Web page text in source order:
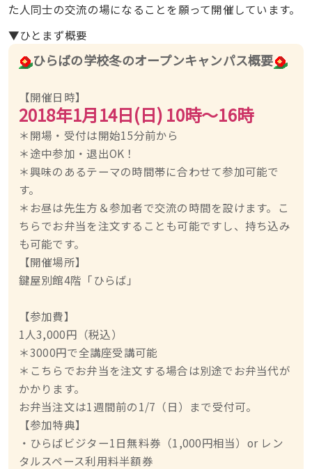
た人同士の交流の場になることを願って開催しています。
▼ひとまず概要
ひらばの学校冬のオープンキャンパス概要
【開催日時】
2018年1月14日(日) 10時〜16時
＊開場・受付は開始15分前から
＊途中参加・退出OK！
＊興味のあるテーマの時間帯に合わせて参加可能で
す。
＊お昼は先生方＆参加者で交流の時間を設けます。こ
ちらでお弁当を注文することも可能ですし、持ち込み
も可能です。
【開催場所】
鍵屋別館4階「ひらば」
【参加費】
1人3,000円（税込）
＊3000円で全講座受講可能
＊こちらでお弁当を注文する場合は別途でお弁当代が
かかります。
お弁当注文は1週間前の1/7（日）まで受付可。
【参加特典】
・ひらばビジター1日無料券（1,000円相当）or レン
タルスペース利用料半額券